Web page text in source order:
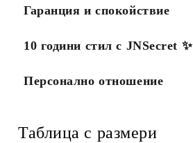
Гаранция и спокойствие
10 години стил с JNSecret ✨️
Персонално отношение
Таблица с размери